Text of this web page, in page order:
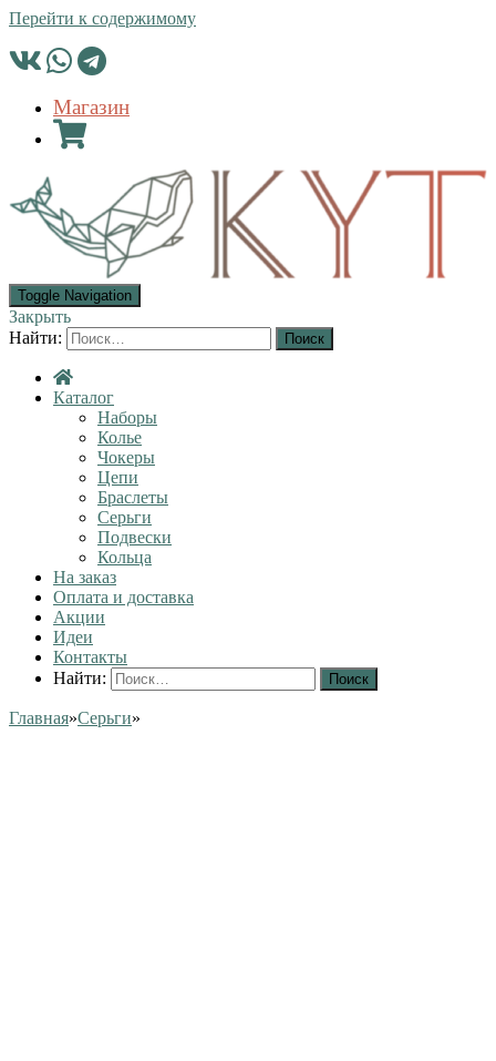
Перейти к содержимому
Магазин
Toggle Navigation
Закрыть
Найти:
Каталог
Наборы
Колье
Чокеры
Цепи
Браслеты
Серьги
Подвески
Кольца
На заказ
Оплата и доставка
Акции
Идеи
Контакты
Найти:
Главная»Серьги»